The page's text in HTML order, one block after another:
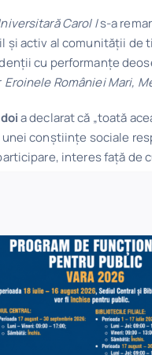
Carol Is-a
și activ al comunității de
cu performanțe
Eroinele României Mari,
a declarat că „toată
conștiințe sociale
interes față de